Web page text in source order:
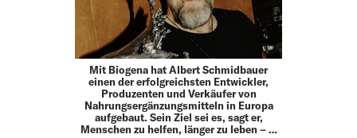
Mit Biogena hat Albert Schmidbauer
einen der erfolg­reichsten Entwickler,
Produzenten und Verkäufer von
Nahrungs­ergänzungsmitteln in Europa
aufgebaut. Sein Ziel sei es, sagt er,
Menschen zu helfen, länger zu leben – …